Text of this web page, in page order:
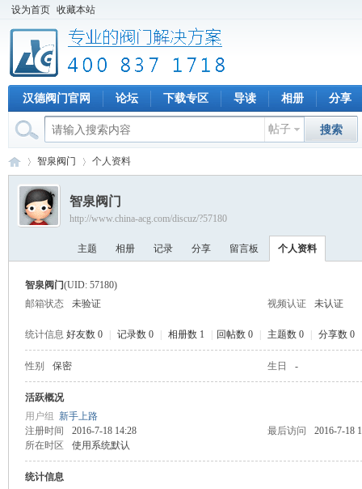
设为首页 收藏本站
汉德阀门官网 论坛 下载专区 导读 相册 分享
帖子 搜索
›
智泉阀门 个人资料
智泉阀门
http://www.china-acg.com/discuz/?57180
主题 相册 记录 分享 留言板 个人资料
智泉阀门(UID: 57180)
邮箱状态
未验证 视频认证 未认证
统计信息 好友数 0 记录数 0 相册数 1 回帖数 0 主题数 0 分享数 0
性别 保密 生日 -
活跃概况
用户组 新手上路
注册时间
2016-7-18 14:28 最后访问
2016-7-18
所在时区
使用系统默认
统计信息